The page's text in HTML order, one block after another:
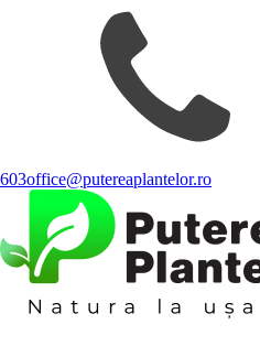
603office@putereaplantelor.ro